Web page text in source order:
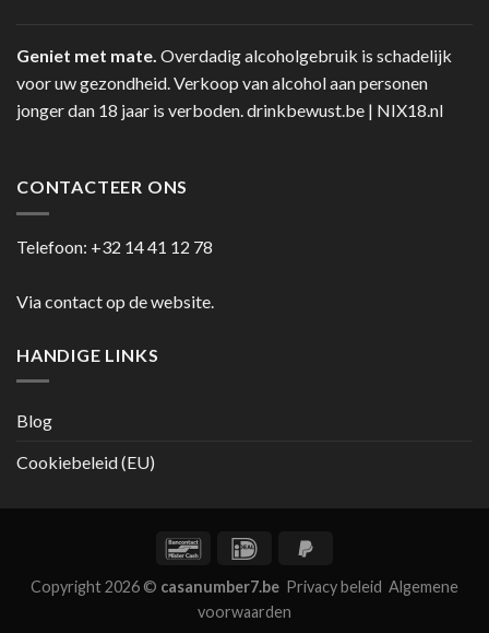
Geniet met mate. Overdadig alcoholgebruik is schadelijk
voor uw gezondheid. Verkoop van alcohol aan personen
jonger dan 18 jaar is verboden.drinkbewust.be | NIX18.nl
CONTACTEER ONS
Telefoon: +32 14 41 12 78
Via contact op de website.
HANDIGE LINKS
Blog
Cookiebeleid (EU)
Copyright 2026 © casanumber7.be Privacy beleid Algemene
voorwaarden